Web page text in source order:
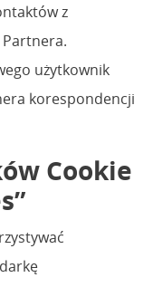
z
użytkownik
korespondencji
Cookie